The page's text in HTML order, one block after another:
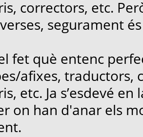
correctors, etc.
segurament
fet què entenc
afixes, traductors,
etc. Ja s’esdevé
on han d'anar els